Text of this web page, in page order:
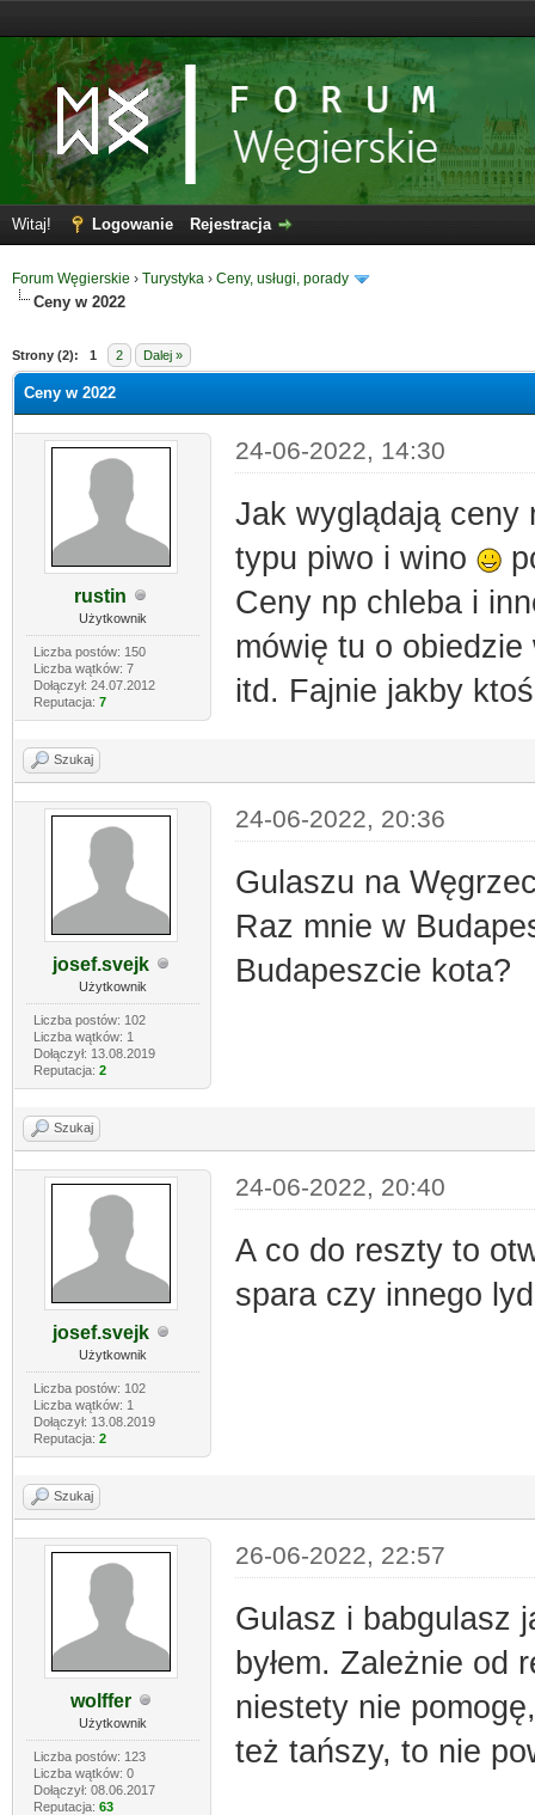
Witaj! Logowanie Rejestracja
Forum Węgierskie › Turystyka › Ceny, usługi, porady
Ceny w 2022
Strony (2): 1 2 Dalej »
Ceny w 2022
rustin
Użytkownik
Liczba postów: 150
Liczba wątków: 7
Dołączył: 24.07.2012
Reputacja: 7
24-06-2022, 14:30
Jak wyglądają ceny
typu piwo i wino
Ceny np chleba i
mówię tu o
itd. Fajnie jakby
Szukaj
josef.svejk
Użytkownik
Liczba postów: 102
Liczba wątków: 1
Dołączył: 13.08.2019
Reputacja: 2
24-06-2022, 20:36
Gulaszu na
Raz mnie w
Budapeszcie kota?
Szukaj
josef.svejk
Użytkownik
Liczba postów: 102
Liczba wątków: 1
Dołączył: 13.08.2019
Reputacja: 2
24-06-2022, 20:40
A co do reszty to
spara czy innego
Szukaj
wolffer
Użytkownik
Liczba postów: 123
Liczba wątków: 0
Dołączył: 08.06.2017
Reputacja: 63
26-06-2022, 22:57
Gulasz i babgulasz
byłem. Zależnie od
niestety nie
też tańszy, to nie